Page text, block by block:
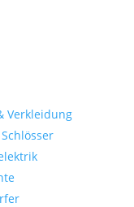
Verkleidung